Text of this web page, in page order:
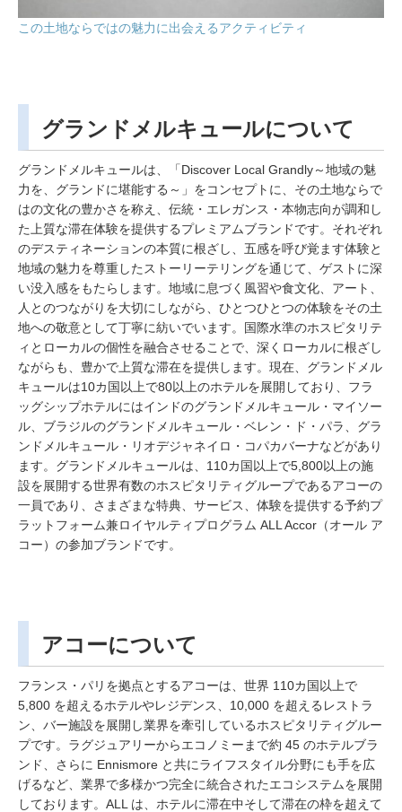
この土地ならではの魅力に出会えるアクティビティ
グランドメルキュールについて
グランドメルキュールは、「Discover Local Grandly～地域の魅
力を、グランドに堪能する～」をコンセプトに、その土地ならで
はの文化の豊かさを称え、伝統・エレガンス・本物志向が調和し
た上質な滞在体験を提供するプレミアムブランドです。それぞれ
のデスティネーションの本質に根ざし、五感を呼び覚ます体験と
地域の魅力を尊重したストーリーテリングを通じて、ゲストに深
い没入感をもたらします。地域に息づく風習や食文化、アート、
人とのつながりを大切にしながら、ひとつひとつの体験をその土
地への敬意として丁寧に紡いでいます。国際水準のホスピタリテ
ィとローカルの個性を融合させることで、深くローカルに根ざし
ながらも、豊かで上質な滞在を提供します。現在、グランドメル
キュールは10カ国以上で80以上のホテルを展開しており、フラ
ッグシップホテルにはインドのグランドメルキュール・マイソー
ル、ブラジルのグランドメルキュール・ベレン・ド・パラ、グラ
ンドメルキュール・リオデジャネイロ・コパカバーナなどがあり
ます。グランドメルキュールは、110カ国以上で5,800以上の施
設を展開する世界有数のホスピタリティグループであるアコーの
一員であり、さまざまな特典、サービス、体験を提供する予約プ
ラットフォーム兼ロイヤルティプログラム ALL Accor（オール ア
コー）の参加ブランドです。
アコーについて
フランス・パリを拠点とするアコーは、世界 110カ国以上で
5,800 を超えるホテルやレジデンス、10,000 を超えるレストラ
ン、バー施設を展開し業界を牽引しているホスピタリティグルー
プです。ラグジュアリーからエコノミーまで約 45 のホテルブラ
ンド、さらに Ennismore と共にライフスタイル分野にも手を広
げるなど、業界で多様かつ完全に統合されたエコシステムを展開
しております。ALL は、ホテルに滞在中そして滞在の枠を超えて